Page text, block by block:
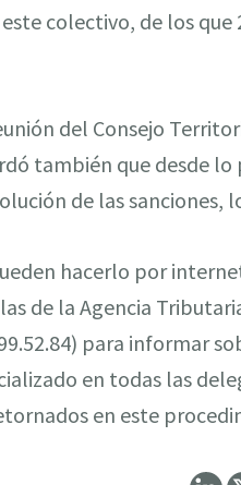
colectivo, de los que
del Consejo
también que desde
de las sanciones,
hacerlo por
de la Agencia
para informar
en todas las
en este